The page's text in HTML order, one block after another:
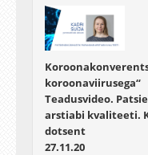
koroonaviirusega“
Teadusvideo.
arstiabi kvaliteeti.
dotsent
27.11.20